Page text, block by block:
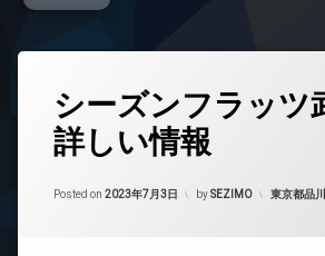
シーズンフラッツ
詳しい情報
Posted on 2023年7月3日 bySEZIMO カテゴリ
東京都品